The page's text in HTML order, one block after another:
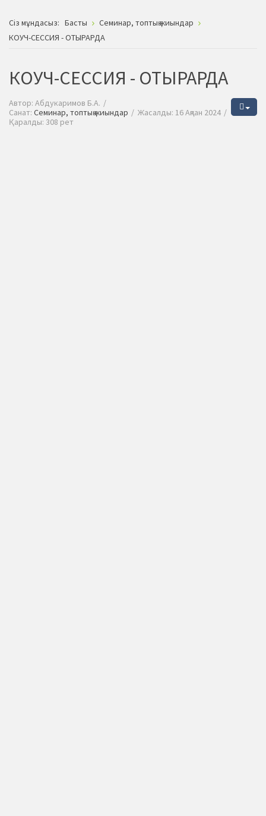
Сiз мұндасыз: Басты
Семинар, топтық жиындар
КОУЧ-СЕССИЯ - ОТЫРАРДА
КОУЧ-СЕССИЯ - ОТЫРАРДА
Автор: Абдукаримов Б.А.
Санат: Семинар, топтық жиындар
Жасалды: 16 Ақпан 2024
Қаралды: 308 рет